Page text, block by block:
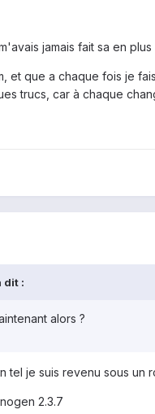
jamais fait sa en
et que a chaque fois je
trucs, car à chaque
dit :
alors ?
tel je suis revenu sous un
2.3.7